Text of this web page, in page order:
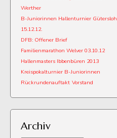
Werther
B-Juniorinnen Hallenturnier Gütersloh
15.12.12.
DFB: Offener Brief
Familienmarathon Welver 03.10.12
Hallenmasters Ibbenbüren 2013
Kreispokalturnier B-Juniorinnen
Rückrundenauftakt Vorstand
Archiv